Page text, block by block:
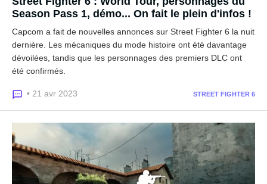
Season Pass 1, démo... On fait le plein d'infos !
Capcom a fait de nouvelles annonces sur Street Fighter 6 la nuit
dernière. Les mécaniques du mode histoire ont été davantage
dévoilées, tandis que les personnages des premiers DLC ont
été confirmés.
• 21 avr 2023 STREET FIGHTER 6